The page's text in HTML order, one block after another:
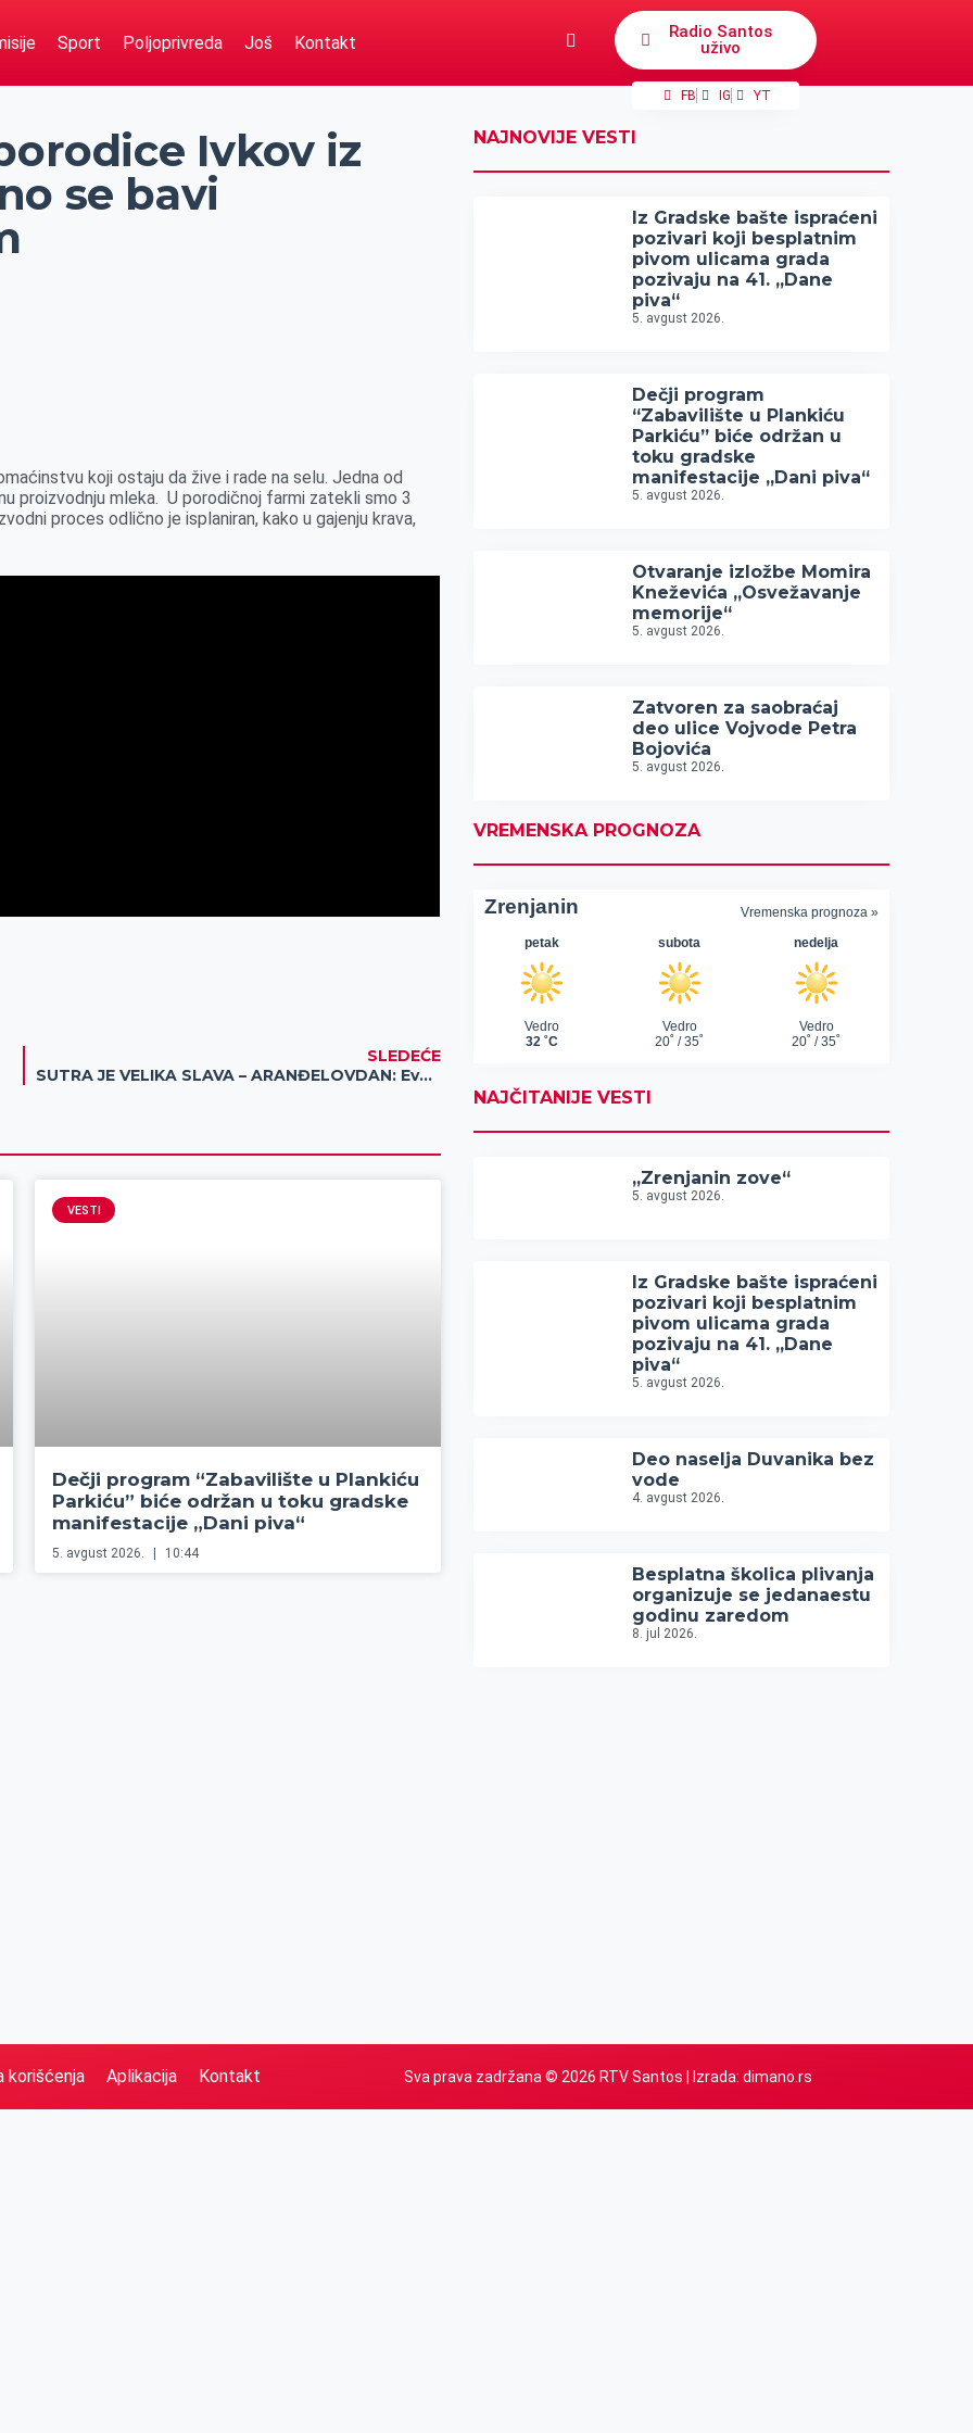
Sport Poljoprivreda Još Kontakt
Radio Santos
uživo
FB IG YT
Ivkov iz
se bavi
koji ostaju da žive i rade na selu. Jedna od
proizvodnju mleka. U porodičnoj farmi zatekli smo 3
proces odlično je isplaniran, kako u gajenju krava,
SLEDEĆE
SUTRA JE VELIKA SLAVA – ARANĐELOVDAN: Evo šta nikako ne treba da radite!
VESTI
Dečji program “Zabavilište u Plankiću
Parkiću” biće održan u toku gradske
manifestacije „Dani piva“
5. avgust 2026. 10:44
NAJNOVIJE VESTI
Iz Gradske bašte ispraćeni
pozivari koji besplatnim
pivom ulicama grada
pozivaju na 41. „Dane
piva“
5. avgust 2026.
Dečji program
“Zabavilište u Plankiću
Parkiću” biće održan u
toku gradske
manifestacije „Dani piva“
5. avgust 2026.
Otvaranje izložbe Momira
Kneževića „Osvežavanje
memorije“
5. avgust 2026.
Zatvoren za saobraćaj
deo ulice Vojvode Petra
Bojovića
5. avgust 2026.
VREMENSKA PROGNOZA
NAJČITANIJE VESTI
„Zrenjanin zove“
5. avgust 2026.
Iz Gradske bašte ispraćeni
pozivari koji besplatnim
pivom ulicama grada
pozivaju na 41. „Dane
piva“
5. avgust 2026.
Deo naselja Duvanika bez
vode
4. avgust 2026.
Besplatna školica plivanja
organizuje se jedanaestu
godinu zaredom
8. jul 2026.
korišćenja Aplikacija Kontakt Sva prava zadržana © 2026 RTV Santos | Izrada: dimano.rs